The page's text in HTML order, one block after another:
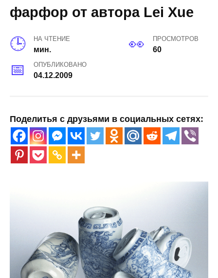
фарфор от автора Lei Xue
НА ЧТЕНИЕ
мин.
ПРОСМОТРОВ
60
ОПУБЛИКОВАНО
04.12.2009
Поделитья с друзьями в социальных сетях: